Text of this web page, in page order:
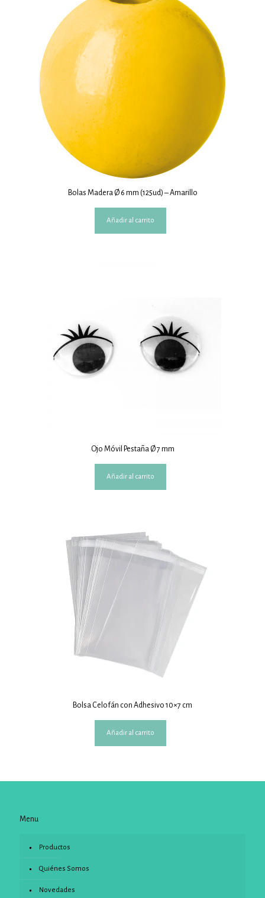
Bolas Madera Ø 6 mm (125ud) – Amarillo
Añadir al carrito
Ojo Móvil Pestaña Ø 7 mm
Añadir al carrito
Bolsa Celofán con Adhesivo 10×7 cm
Añadir al carrito
Menu
Productos
Quiénes Somos
Novedades